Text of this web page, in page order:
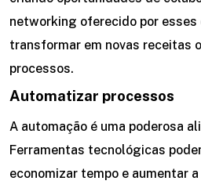
networking oferecido por esses
transformar em novas receitas
processos.
Automatizar processos
A automação é uma poderosa
Ferramentas tecnológicas
economizar tempo e aumentar